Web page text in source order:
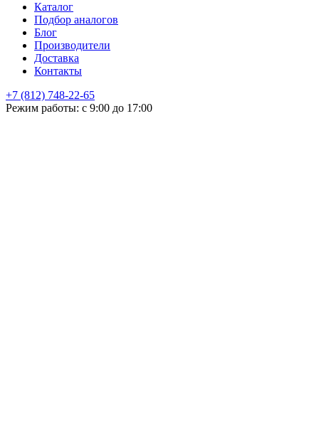
Каталог
Подбор аналогов
Блог
Производители
Доставка
Контакты
+7 (812) 748-22-65
Режим работы: с 9:00 до 17:00
НЕ НАШЛИ ЧТО ИСКАЛИ